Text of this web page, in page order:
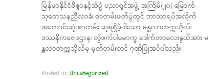
မြန်မာနိုင်ငံဝိဇ္ဇာနှင့်သိပ္ပံ ပညာရှင်အဖွဲ့ အကြိမ်(၂၀) မြောက်
သုတေသနညီလာခံ၊ စာတမ်းဖတ်ပွဲတွင် ဘာသာရပ်အလိုက်
အကောင်းဆုံးစာတမ်း ဆုရရှိခဲ့ပါသော မန္တလာတက္ကသိုလ်၊
ဒဿနိကဗေဒဌာန၊ တွဲဖက်ပါမောက္ခ ဒေါက်တာလေးနွယ်အား မ
န္တလာတက္ကသိုလ်မှ မှတ်တမ်းတင် ဂုဏ်ပြုအပ်ပါသည်။
Posted in: Uncategorized